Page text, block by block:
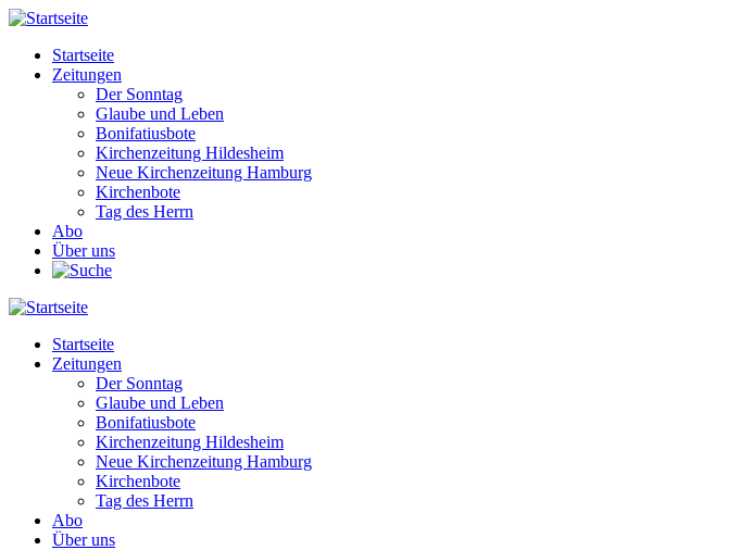
Direkt
Inhalt
Main
navigation
Startseite
Zeitungen
Der Sonntag
Glaube und Leben
Bonifatiusbote
Kirchenzeitung Hildesheim
Neue Kirchenzeitung Hamburg
Kirchenbote
Tag des Herrn
Abo
Über uns
Main
navigation
Startseite
Zeitungen
Der Sonntag
Glaube und Leben
Bonifatiusbote
Kirchenzeitung Hildesheim
Neue Kirchenzeitung Hamburg
Kirchenbote
Tag des Herrn
Abo
Über uns